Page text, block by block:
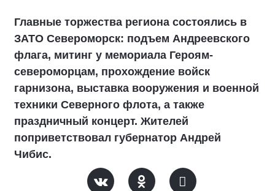
Главные торжества региона состоялись в
ЗАТО Североморск: подъем Андреевского
флага, митинг у мемориала Героям-
североморцам, прохождение войск
гарнизона, выставка вооружения и военной
техники Северного флота, а также
праздничный концерт. Жителей
поприветствовал губернатор Андрей
Чибис.